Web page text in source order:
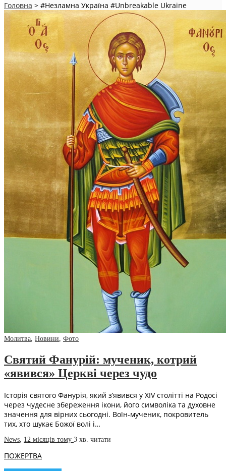
Головна > #Незламна Україна #Unbreakable Ukraine
Молитва, Новини, Фото
Святий Фанурій: мученик, котрий
«явився» Церкві через чудо
Історія святого Фанурія, який з’явився у XIV столітті на Родосі
через чудесне збереження ікони, його символіка та духовне
значення для вірних сьогодні. Воїн-мученик, покровитель
тих, хто шукає Божої волі і…
News, 12 місяців тому 3 хв. читати
ПОЖЕРТВА